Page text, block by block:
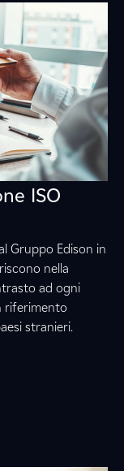
ISO
Gruppo Edison in
nella
ad ogni
riferimento
stranieri.